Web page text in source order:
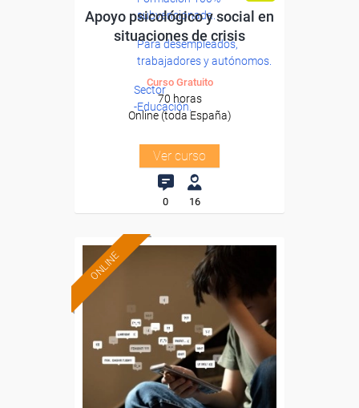
subvencionada.
Para desempleados,
trabajadores y autónomos.
Sector
-Educación.
Apoyo psicológico y social en
situaciones de crisis
Curso Gratuito
70 horas
Online (toda España)
Ver curso
0 16
ONLINE